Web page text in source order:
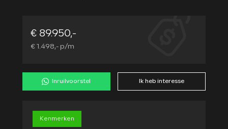
€ 89.950,-
€ 1.498,- p/m
Inruilvoorstel Ik heb interesse
Kenmerken